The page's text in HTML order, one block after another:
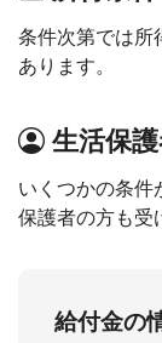
条件次第では所
あります。
生活保
いくつかの条件
保護者の方も受
給付金の